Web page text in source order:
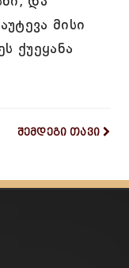
მისი
ქუეყანა
შემდეგი თავი